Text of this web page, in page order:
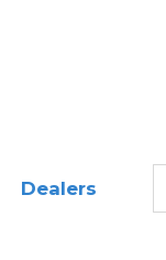
Dealers